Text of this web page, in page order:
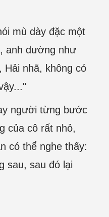
mù dày đặc một
anh dường như
Hải nhã, không có
người từng bước
của cô rất nhỏ,
có thể nghe thấy:
sau, sau đó lại